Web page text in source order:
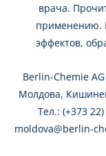
врача.
применению.
эффектов,
Berlin-Chemie
Молдова,
Тел.: (+373
moldova@berlin-